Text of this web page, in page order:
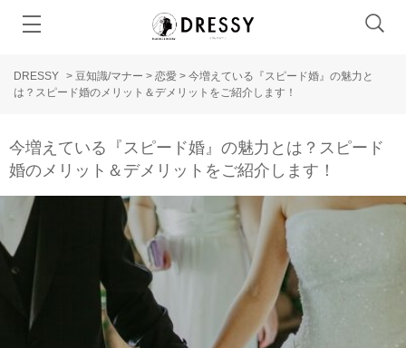
DRESSY > 豆知識/マナー > 恋愛 > 今増えている『スピード婚』の魅力と
は？スピード婚のメリット＆デメリットをご紹介します！
今増えている『スピード婚』の魅力とは？スピード
婚のメリット＆デメリットをご紹介します！